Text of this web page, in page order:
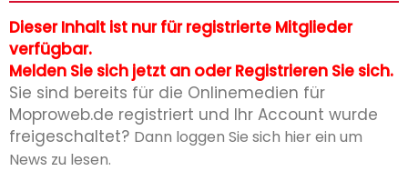
Dieser Inhalt ist nur für registrierte Mitglieder
verfügbar.
Melden Sie sich jetzt an oder Registrieren Sie sich.
Sie sind bereits für die Onlinemedien für
Moproweb.de registriert und Ihr Account wurde
freigeschaltet? Dann loggen Sie sich hier ein um
News zu lesen.